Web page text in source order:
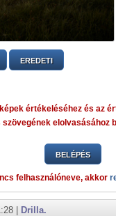
EREDETI
értékeléséhez és az
szövegének elolvasásához
BELÉPÉS
felhasználóneve, akkor
| Drilla.